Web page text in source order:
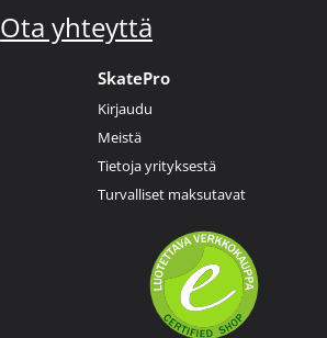
Ota yhteyttä
SkatePro
Kirjaudu
Meistä
Tietoja yrityksestä
Turvalliset maksutavat